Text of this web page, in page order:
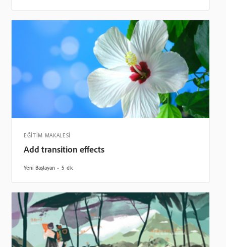
EĞİTİM MAKALESİ
Add transition effects
Yeni Başlayan 5 dk